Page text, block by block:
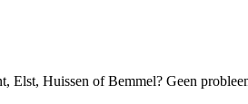
Huissen of Bemmel? Geen